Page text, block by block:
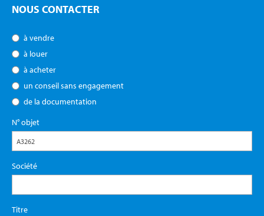
NOUS CONTACTER
à vendre
à louer
à acheter
un conseil sans engagement
de la documentation
N° objet
Société
Titre